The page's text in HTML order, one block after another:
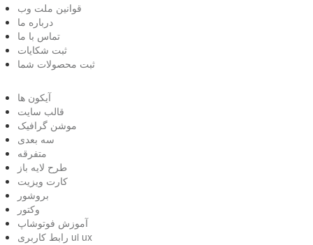
قوانین ملت وب
درباره ما
تماس با ما
ثبت شکایات
ثبت محصولات شما
آیکون ها
قالب سایت
موشن گرافیک
سه بعدی
متفرقه
طرح لایه باز
کارت ویزیت
بروشور
وکتور
آموزش فوتوشاپ
رابط کاربری ui ux